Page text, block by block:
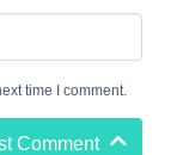
time I comment.
Comment